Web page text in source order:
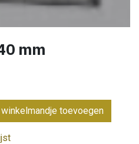
mm
winkelmandje toevoegen